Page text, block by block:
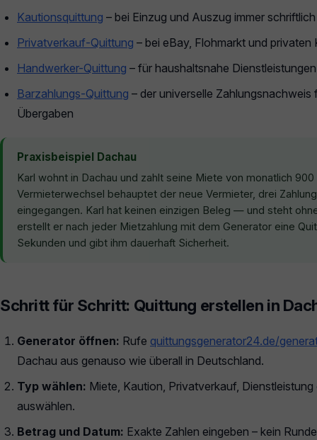
Kautionsquittung – bei Einzug und Auszug immer
Privatverkauf-Quittung – bei eBay, Flohmarkt und privaten
Handwerker-Quittung – für haushaltsnahe
Barzahlungs-Quittung – der universelle Zahlungsnachweis
Übergaben
Praxisbeispiel Dachau
Karl wohnt in Dachau und zahlt seine Miete von monatlich
Vermieterwechsel behauptet der neue Vermieter, drei
eingegangen. Karl hat keinen einzigen Beleg — und steht
erstellt er nach jeder Mietzahlung mit dem Generator eine
Sekunden und gibt ihm dauerhaft Sicherheit.
Schritt für Schritt: Quittung erstellen in
Generator öffnen: Rufe quittungsgenerator24.de/
Dachau aus genauso wie überall in Deutschland.
Typ wählen: Miete, Kaution, Privatverkauf,
auswählen.
Betrag und Datum: Exakte Zahlen eingeben – kein